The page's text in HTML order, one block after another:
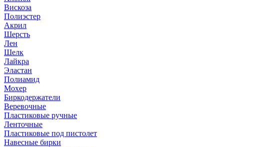
Вискоза
Полиэстер
Акрил
Шерсть
Лен
Шелк
Лайкра
Эластан
Полиамид
Мохер
Биркодержатели
Веревочные
Пластиковые ручные
Ленточные
Пластиковые под пистолет
Навесные бирки